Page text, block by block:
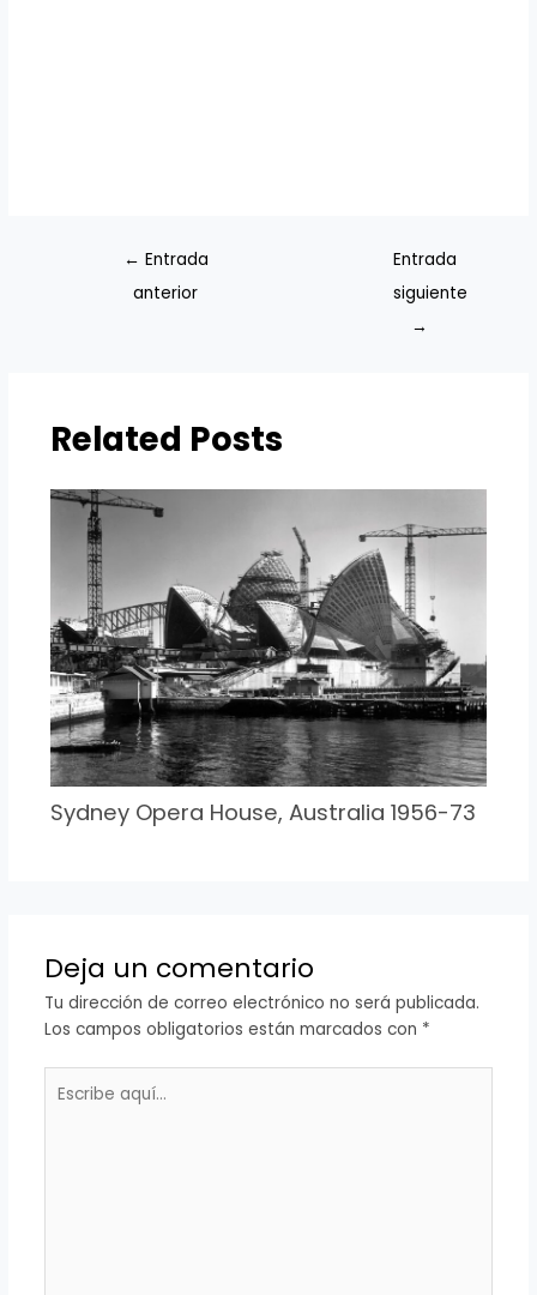
← Entrada
anterior
Entrada
siguiente
→
Related Posts
Sydney Opera House, Australia 1956-73
Deja un comentario
Tu dirección de correo electrónico no será publicada.
Los campos obligatorios están marcados con *
aquí...